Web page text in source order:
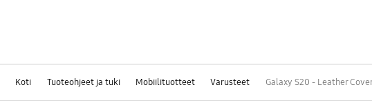
Koti Tuoteohjeet ja tuki Mobiilituotteet Varusteet Galaxy S20 - Leather